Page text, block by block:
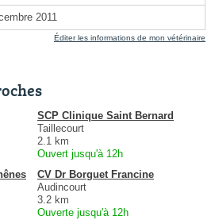
2011
Éditer les informations de mon vétérinaire
SCP Clinique Saint Bernard
Taillecourt
2.1 km
Ouvert jusqu'à 12h
CV Dr Borguet Francine
Audincourt
3.2 km
Ouverte jusqu'à 12h